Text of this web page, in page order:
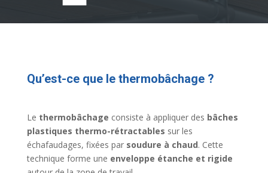
Qu’est-ce que le thermobâchage ?
Le thermobâchage consiste à appliquer des bâches
plastiques thermo-rétractables sur les
échafaudages, fixées par soudure à chaud. Cette
technique forme une enveloppe étanche et rigide